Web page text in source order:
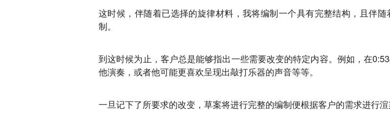
这时候，伴随着已选择的旋律材料，我将编制一个具有完整结构，且伴
制。
到这时候为止，客户总是能够指出一些需要改变的特定内容。例如，在
他演奏，或者他可能更喜欢呈现出敲打乐器的声音等等。
一旦记下了所要求的改变，草案将进行完整的编制便根据客户的需求进行渲